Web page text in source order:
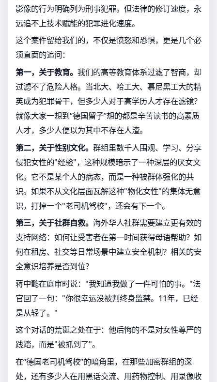
影像的行为明确列为刑事犯罪。但法律的修订速度，永
远追不上技术赋能的犯罪进化速度。
这个案件留给我们的，不仅是愤怒和恐惧，更是几个必
须直面的追问：
第一，关于教育。 我们的高等教育体系过滤了智商，却
过滤不了危险人格。当北大、哈工大、慕尼黑工大的精
英成为犯罪骨干，但多少人对于高学历人才存在滤镜？
就像大家一想到“德国留子”想的都是辛苦读书的高素质
人才，多少人便以为其中不存在人渣。
第二，关于性别文化。 群组里数千人围观、学习、分享
侵犯女性的"经验"，这种规模暗示了一种深层的厌女文
化。它不是某个人的病态，而是一种被群体强化的共
识。如果不从文化层面瓦解这种"物化女性"的集体无意
识，打掉一个"老司机驾校"，还会有下一个。
第三，关于社群自救。 海外华人社群需要建立更有效的
支持网络：如何让受害者在第一时间获得母语帮助？如
何在租房、社交等日常场景中建立安全机制？相关的安
全意识培养是否到位？
蒋中懿在庭审时说："我知道我做了一件可怕的事。"法
官回了一句："你很幸运没被判终身监禁。11年，已经
是从轻了。"
这个对话的荒诞之处在于：他后悔的不是对女性尊严的
践踏，而是"被抓到了"。
在“德国老司机驾校”的暗角里，在那些加密群组的深
处，还有多少人在用黑话交流、用药物控制、用录像收